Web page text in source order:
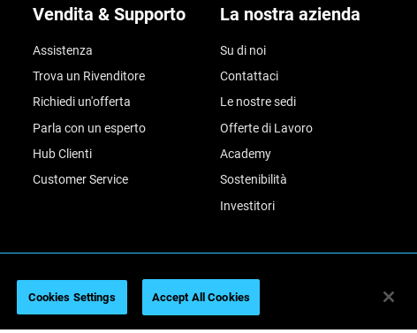
Vendita & Supporto
Assistenza
Trova un Rivenditore
Richiedi un'offerta
Parla con un esperto
Hub Clienti
Customer Service
La nostra azienda
Su di noi
Contattaci
Le nostre sedi
Offerte di Lavoro
Academy
Sostenibilità
Investitori
legali Informativa sulla privacy Regolamento REACH
Cookies Settings Accept All Cookies